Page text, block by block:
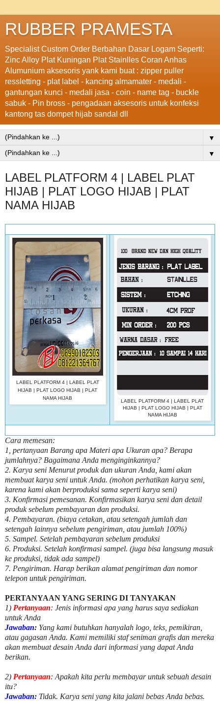
RUBBER PRAMESTA
Specialist Custom Order Berbahan Dasar Logam Seperti:
Zinc Alloy Plat Kuningan Plat Stainlles Coran Anhas
Alumunium aksesoris yank kami buat : zipper puller
ressletting - plat label - kancing almamater - medali -
gantungan kunci - medali jasa - coin - name tag - buckle
sabuk - Pin bross - pengadaan aksesoris untuk konfeksi
kantong tas dompet hijab sandal dll
▼
▼
LABEL PLATFORM 4 | LABEL PLAT
HIJAB | PLAT LOGO HIJAB | PLAT
NAMA HIJAB
LABEL PLATFORM 4 | LABEL PLAT
HIJAB | PLAT LOGO HIJAB | PLAT
NAMA HIJAB
LABEL PLATFORM 4 | LABEL PLAT
HIJAB | PLAT LOGO HIJAB | PLAT
NAMA HIJAB
Cara memesan:
1, pertanyaan Barang apa Materi apa Ukuran apa? Berapa
jumlahnya? Bagaimana Anda menginginkannya?
2. Karya seni Menurut produk dan ukuran Anda, kami akan
membuat karya seni untuk Anda. (mohon perhatikan karya seni,
karena kami akan berproduksi sama seperti karya seni)
3. Konfirmasi pemesanan. Konfirmasikan karya seni dan detail
produk sebelum pembayaran dan produksi.
4. Pembayaran. (biaya cetakan, atau setengah jumlah dan
setengah lainnya sebelum pengiriman, atau jumlah 100%)
5. Sampel. Setelah pembayaran sebelum produksi
6. Produksi. Setelah konfirmasi sampel. (juga bisa langsung masuk
ke produksi, tidak ada sampel)
7. Pengiriman. Harap berikan alamat pengiriman dan nomor
telepon untuk pengiriman.
PERTANYAAN YANG SERING DI TANYAKAN
1) Pertanyaan: Jenis informasi apa yang harus saya sediakan
untuk Anda
Jawaban: Yang kami butuhkan hanyalah logo, teks, pemikiran,
atau gagasan Anda. Kami memiliki staf seniman grafis dan mereka
akan membuat desain Anda dari informasi yang dapat Anda
berikan.
2) Pertanyaan: Apakah kita perlu membayar untuksebuah desain
itu?
Jawaban: Tidak. Karya seni yang kita jalani bebas Anda bebas.